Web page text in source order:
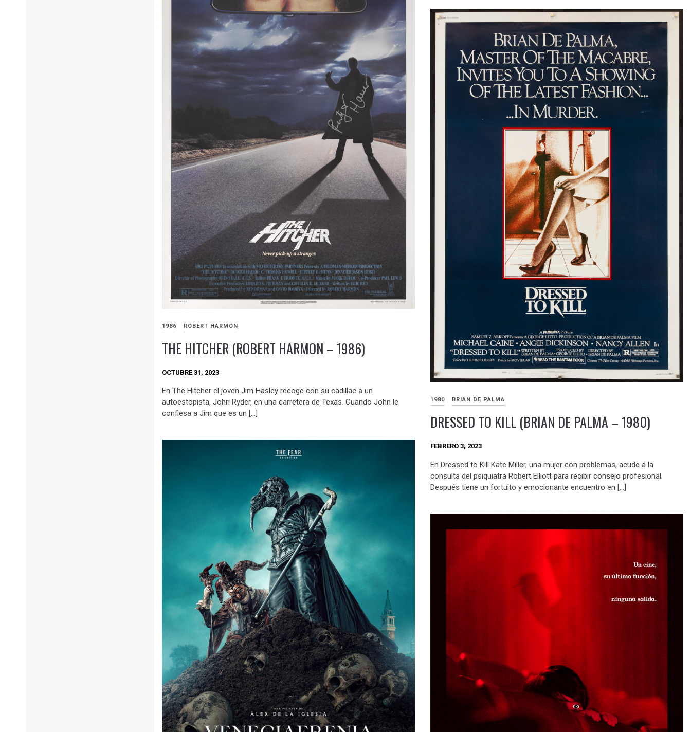
1986 ROBERT HARMON
THE HITCHER (ROBERT HARMON – 1986)
OCTUBRE 31, 2023
En The Hitcher el joven Jim Hasley recoge con su cadillac a un
autoestopista, John Ryder, en una carretera de Texas. Cuando John le
confiesa a Jim que es un […]
1980 BRIAN DE PALMA
DRESSED TO KILL (BRIAN DE PALMA – 1980)
FEBRERO 3, 2023
En Dressed to Kill Kate Miller, una mujer con problemas, acude a la
consulta del psiquiatra Robert Elliott para recibir consejo profesional.
Después tiene un fortuito y emocionante encuentro en […]